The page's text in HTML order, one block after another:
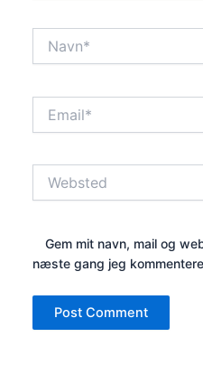
Gem mit navn, mail og
næste gang jeg